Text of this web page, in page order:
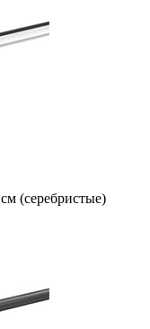
(серебристые)